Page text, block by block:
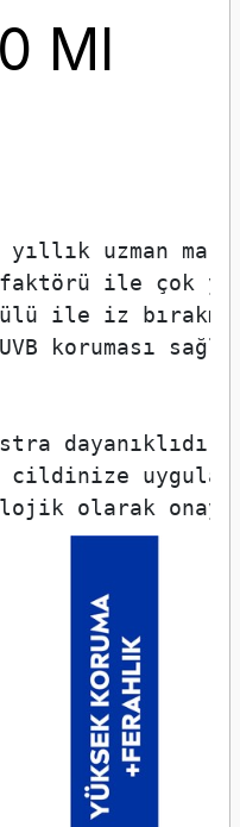
Ml
85 yıllık uzman
faktörü ile çok
ile iz
koruması
dayanıklıdır.
cildinize
olarak